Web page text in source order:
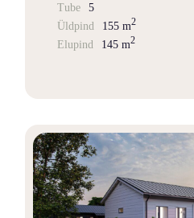
Tube
5
Üldpind
155 m2
Elupind 145 m2